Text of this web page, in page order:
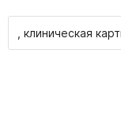
, клиническая